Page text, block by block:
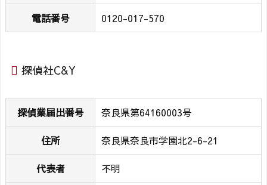
探
偵
社
&
1.
3.
ガ
電話番号 0120-017-570
探偵社C&Y
探偵業届出番号 奈良県第64160003号
住所 奈良県奈良市学園北2-6-21
代表者 不明